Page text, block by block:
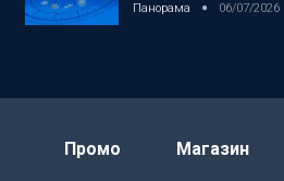
Панорама 06/07/2026
Промо Магазин